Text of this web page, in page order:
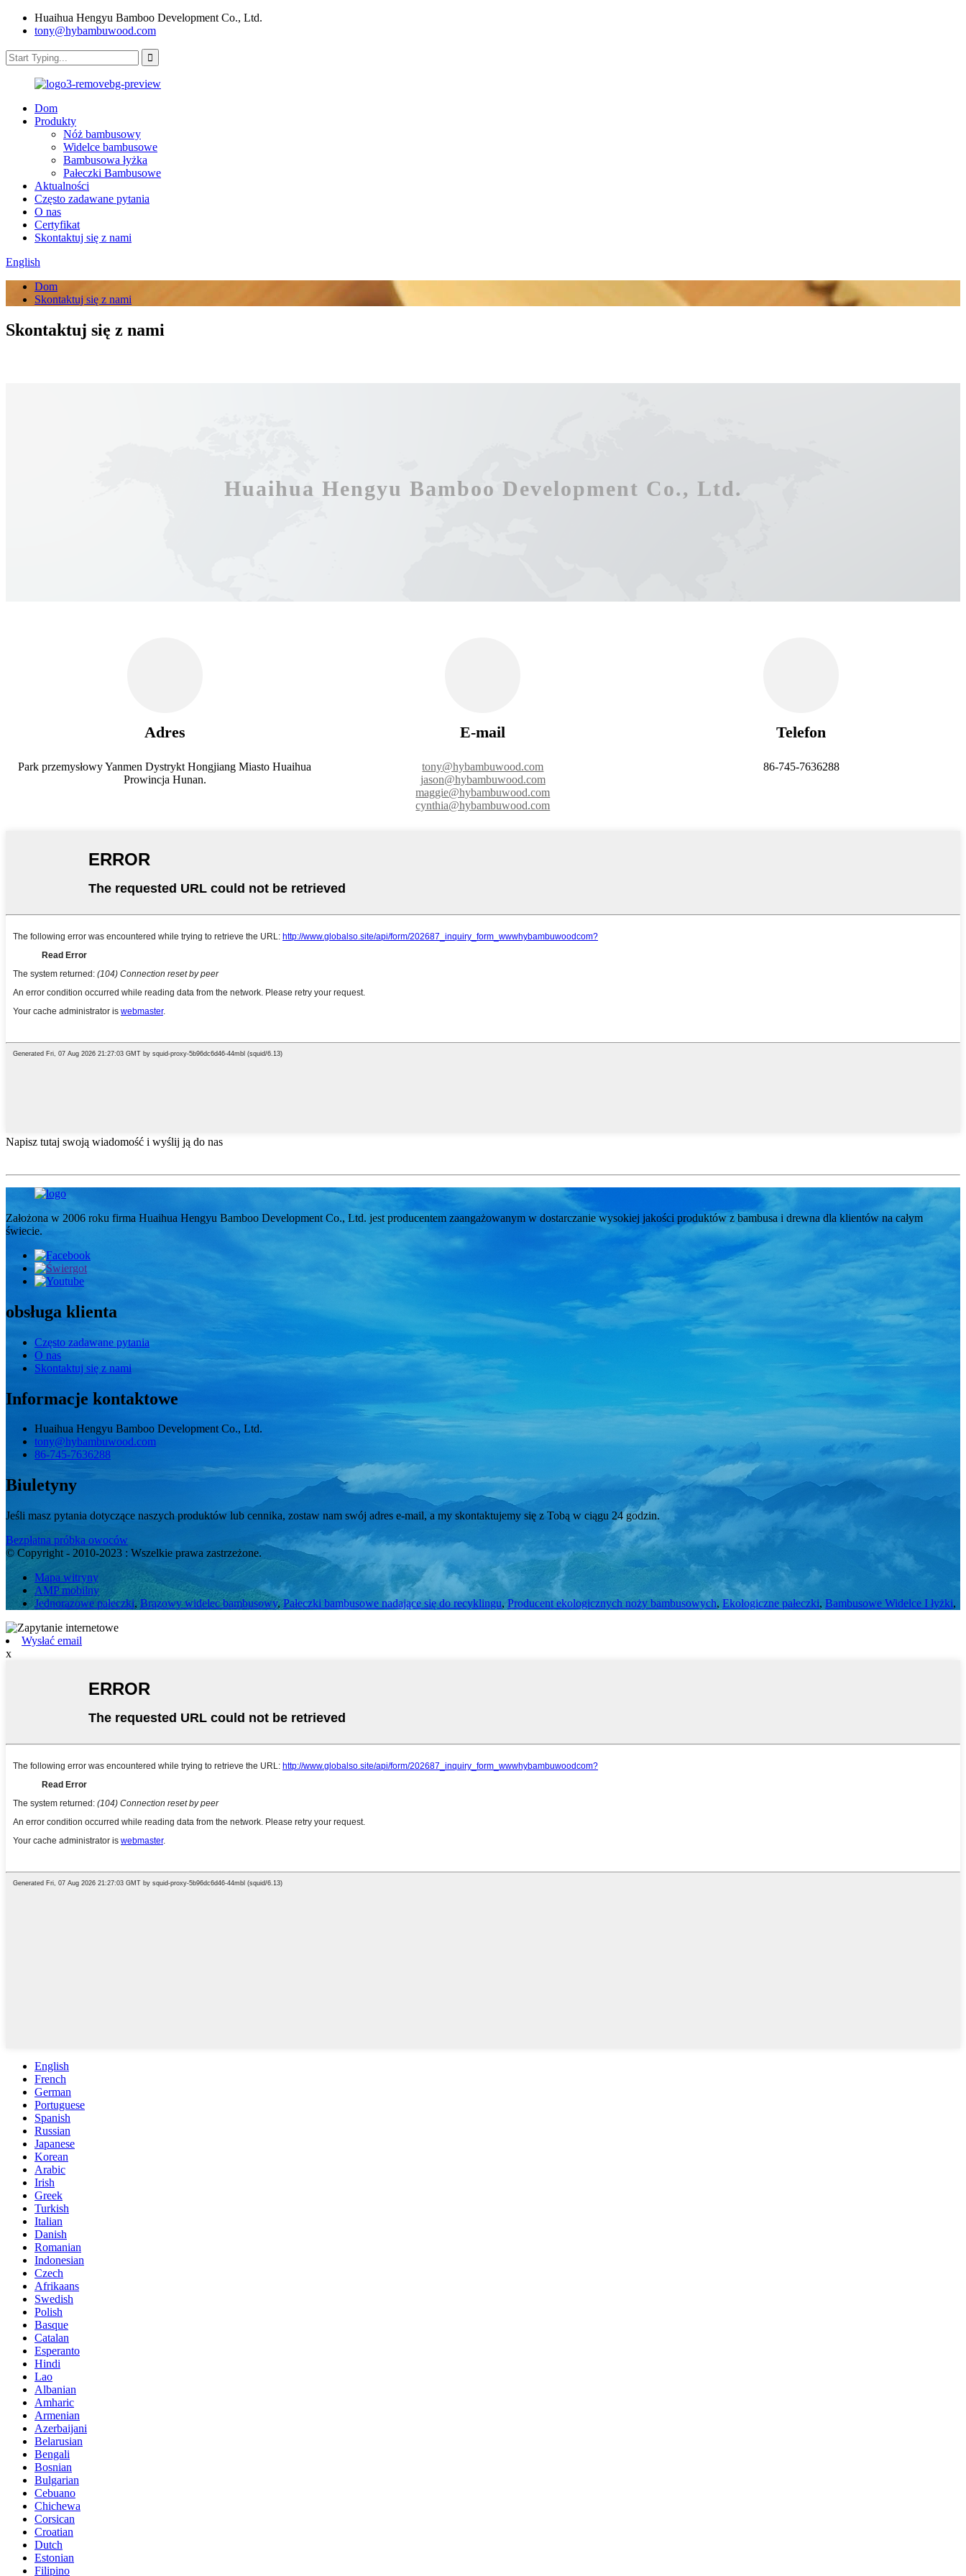
Huaihua Hengyu Bamboo Development Co., Ltd.
tony@hybambuwood.com
Dom
Produkty
Nóż bambusowy
Widelce bambusowe
Bambusowa łyżka
Pałeczki Bambusowe
Aktualności
Często zadawane pytania
O nas
Certyfikat
Skontaktuj się z nami
English
Dom
Skontaktuj się z nami
Skontaktuj się z nami
Huaihua Hengyu Bamboo Development Co., Ltd.
Adres
Park przemysłowy Yanmen Dystrykt Hongjiang Miasto Huaihua
Prowincja Hunan.
E-mail
tony@hybambuwood.com
jason@hybambuwood.com
maggie@hybambuwood.com
cynthia@hybambuwood.com
Telefon
86-745-7636288
Napisz tutaj swoją wiadomość i wyślij ją do nas
Założona w 2006 roku firma Huaihua Hengyu Bamboo Development Co., Ltd. jest producentem zaangażowanym w dostarczanie wysokiej jakości produktów z bambusa i drewna dla klientów na całym
świecie.
obsługa klienta
Często zadawane pytania
O nas
Skontaktuj się z nami
Informacje kontaktowe
Huaihua Hengyu Bamboo Development Co., Ltd.
tony@hybambuwood.com
86-745-7636288
Biuletyny
Jeśli masz pytania dotyczące naszych produktów lub cennika, zostaw nam swój adres e-mail, a my skontaktujemy się z Tobą w ciągu 24 godzin.
Bezpłatna próbka owoców
© Copyright - 2010-2023 : Wszelkie prawa zastrzeżone.
Mapa witryny
AMP mobilny
Jednorazowe pałeczki,Brązowy widelec bambusowy,Pałeczki bambusowe nadające się do recyklingu, Producent ekologicznych noży bambusowych, Ekologiczne pałeczki, Bambusowe Widelce I łyżki,
Wysłać email
x
English
French
German
Portuguese
Spanish
Russian
Japanese
Korean
Arabic
Irish
Greek
Turkish
Italian
Danish
Romanian
Indonesian
Czech
Afrikaans
Swedish
Polish
Basque
Catalan
Esperanto
Hindi
Lao
Albanian
Amharic
Armenian
Azerbaijani
Belarusian
Bengali
Bosnian
Bulgarian
Cebuano
Chichewa
Corsican
Croatian
Dutch
Estonian
Filipino